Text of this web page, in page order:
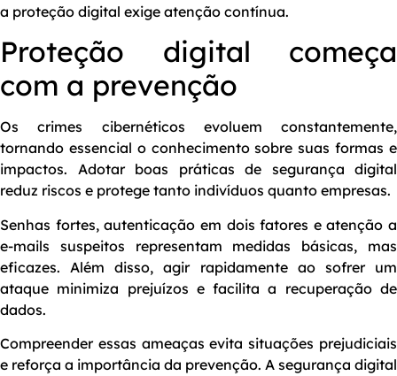
a proteção digital exige atenção contínua.
Proteção digital começa
com a prevenção
Os crimes cibernéticos evoluem constantemente,
tornando essencial o conhecimento sobre suas formas e
impactos. Adotar boas práticas de segurança digital
reduz riscos e protege tanto indivíduos quanto empresas.
Senhas fortes, autenticação em dois fatores e atenção a
e-mails suspeitos representam medidas básicas, mas
eficazes. Além disso, agir rapidamente ao sofrer um
ataque minimiza prejuízos e facilita a recuperação de
dados.
Compreender essas ameaças evita situações prejudiciais
e reforça a importância da prevenção. A segurança digital